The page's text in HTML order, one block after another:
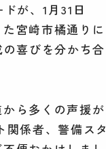
が、1月31日
宮崎市橘通りに
喜びを分かち合
ら多くの声援が
係者、警備スタ